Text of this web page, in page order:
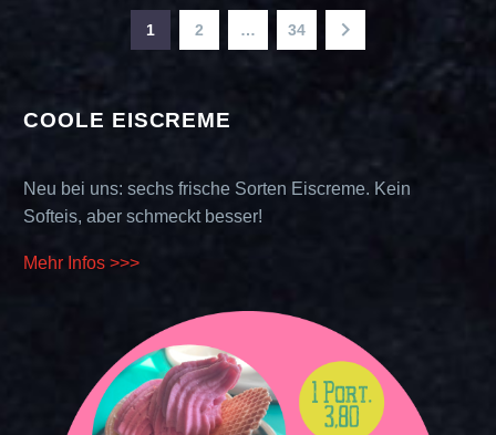
1 2 … 34
COOLE EISCREME
Neu bei uns: sechs frische Sorten Eiscreme. Kein
Softeis, aber schmeckt besser!
Mehr Infos >>>